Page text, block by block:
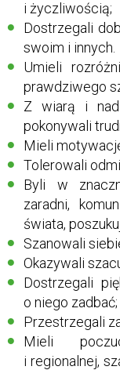
i życzliwością;
Dostrzegali
swoim i innych.
Umieli
prawdziwego
Z wiarą i
pokonywali
Mieli
Tolerowali
Byli w
zaradni,
świata,
Szanowali
Okazywali
Dostrzegali
o niego zadbać;
Przestrzegali
Mieli
i regionalnej,